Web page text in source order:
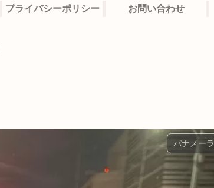
プライバシーポリシー お問い合わせ
パナメーラ